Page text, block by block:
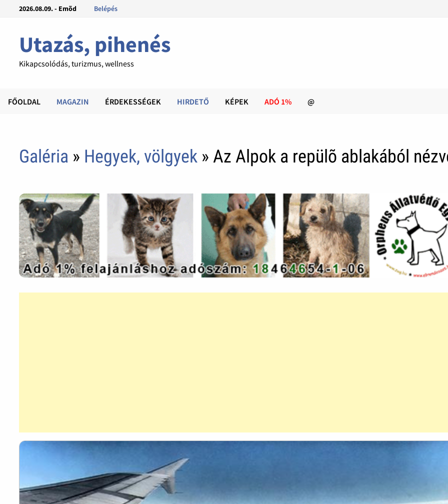
2026.08.09. - Emõd Belépés
Utazás, pihenés
Kikapcsolódás, turizmus, wellness
FŐOLDAL MAGAZIN ÉRDEKESSÉGEK HIRDETŐ KÉPEK ADÓ 1% @
Galéria » Hegyek, völgyek » Az Alpok a repülõ ablakából